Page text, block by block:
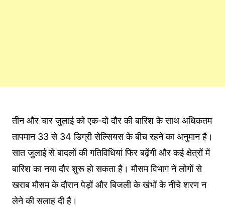
तीन और चार जुलाई को एक-दो दौर की बारिश के साथ अधिकतम
तापमान 33 से 34 डिग्री सेल्सियस के बीच रहने का अनुमान है।
सात जुलाई से बादलों की गतिविधियां फिर बढ़ेंगी और कई क्षेत्रों में
बारिश का नया दौर शुरू हो सकता है। मौसम विभाग ने लोगों से
खराब मौसम के दौरान पेड़ों और बिजली के खंभों के नीचे शरण न
लेने की सलाह दी है।